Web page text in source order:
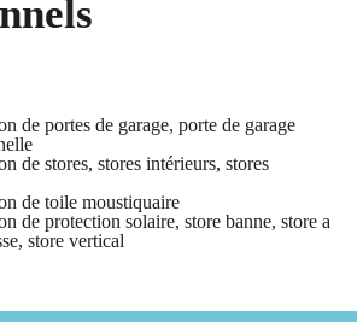
de portes de garage, porte de garage
de stores, stores intérieurs, stores
de toile moustiquaire
de protection solaire, store banne, store a
store vertical